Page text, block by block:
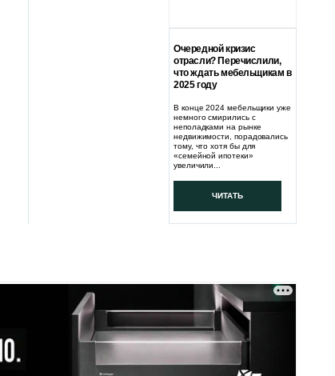
Очередной кризис
отрасли? Перечислили,
что ждать мебельщикам в
2025 году
В конце 2024 мебельщики уже
немного смирились с
неполадками на рынке
недвижимости, порадовались
тому, что хотя бы для
«семейной ипотеки»
увеличили...
ЧИТАТЬ